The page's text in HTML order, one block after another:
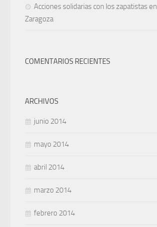
Acciones solidarias con los zapatistas en
Zaragoza
COMENTARIOS RECIENTES
ARCHIVOS
junio 2014
mayo 2014
abril 2014
marzo 2014
febrero 2014